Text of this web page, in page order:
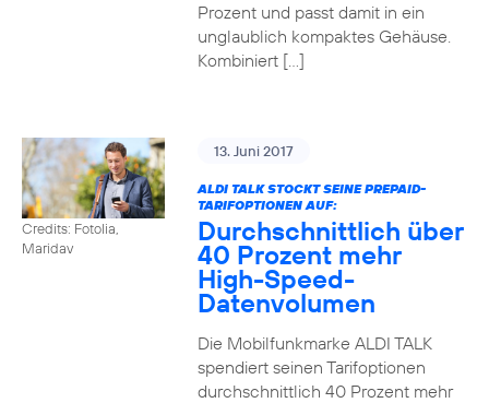
Prozent und passt damit in ein
unglaublich kompaktes Gehäuse.
Kombiniert […]
Credits: Fotolia,
Maridav
13. Juni 2017
ALDI TALK STOCKT SEINE PREPAID-
TARIFOPTIONEN AUF:
Durchschnittlich über
40 Prozent mehr
High-Speed-
Datenvolumen
Die Mobilfunkmarke ALDI TALK
spendiert seinen Tarifoptionen
durchschnittlich 40 Prozent mehr